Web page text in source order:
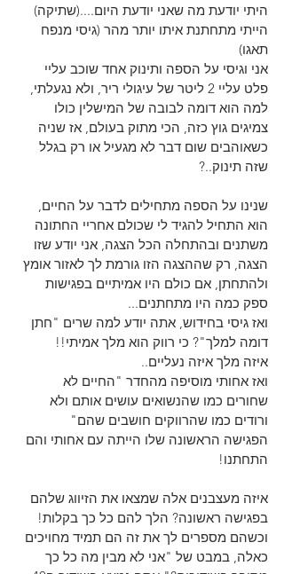
היתי יודעת מה שאני יודעת היום....(שתיקה)
הייתי מתחתנת איתו יותר מהר (גיסי מנפח
תאגו)
אני וגיסי על הספה ותינוק אחד שוכב עליי
פלט עליי 2 ליטר של עיגולי ריר, ולא נגעלתי,
למה הוא דומה לבובה של המישלין כולו
צמיגים גוץ כזה, הכי מתוק בעולם, אז שניה
כשאוהבים שום דבר לא מגעיל או רק בגלל
שזה תינוק..?
שנינו על הספה מתחילים לדבר על החיים,
הוא התחיל להגיד לי שכולם אחריי החתונה
משתנים ובהתחלה הכל הצגה, אני יודע שזו
הצגה, רק שההצגה הזו גורמת לך לאזור אומץ
ולהתחתן, אם כולם היו אמיתיים בפגישות
ספק כמה היו מתחתנים...
ואז גיסי בחידוש, אתה יודע למה שרים "חתן
דומה למלך"? כי רווק הוא מלך אמיתי!!
איזה מלך איזה נעליים..
ואז אחותי מוסיפה מהחדר "החיים לא
שחורים כמו שהנשואים עושים אותם ולא
ורודים כמו שהרווקים חושבים שהם"
הפגישה הראשונה שלו הייתה עם אחותי והם
התחתנו!
איזה מעצבנים אלה שמצאו את הזיווג שלהם
בפגישה ראשונה? הלך להם כל כך בקלות!
וכשהם מספרים לך את זה הם תמיד מחויכים
כאלה, במבט של "אני לא מבין מה כל כך